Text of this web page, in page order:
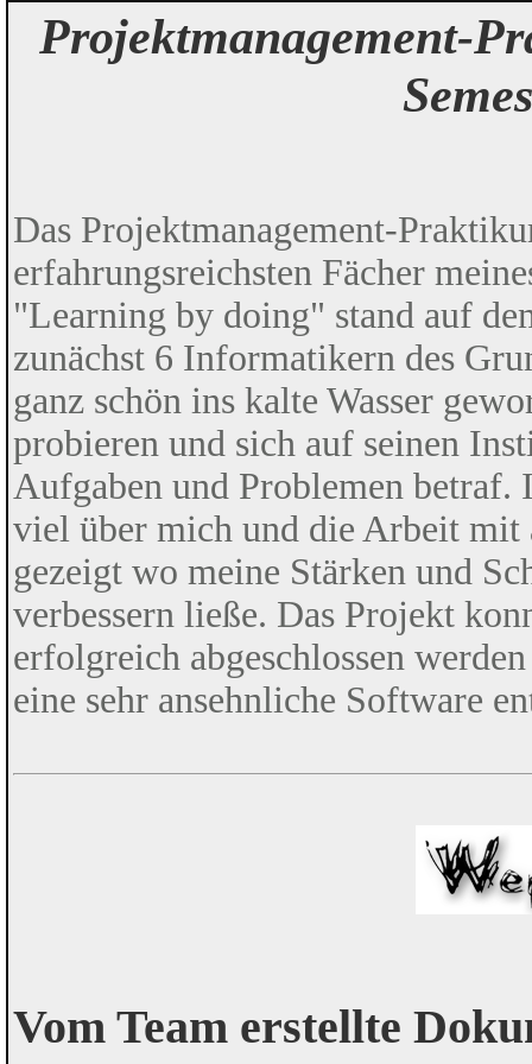
Projektmanagement-
Das Projektmanagement-
erfahrungsreichsten Fächer
"Learning by doing" stand auf
zunächst 6 Informatikern des
ganz schön ins kalte Wasser
probieren und sich auf seinen
Aufgaben und Problemen betraf.
viel über mich und die Arbeit mit
gezeigt wo meine Stärken und
verbessern ließe. Das Projekt
erfolgreich abgeschlossen
eine sehr ansehnliche Software
Vom Team erstellte